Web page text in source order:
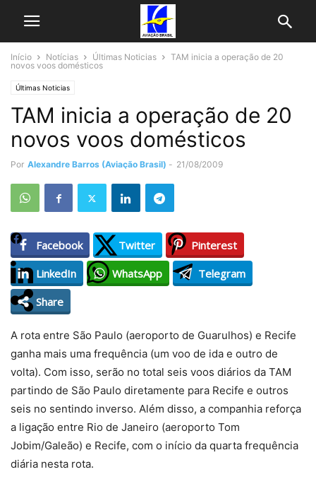
Início Notícias Últimas Noticias
TAM inicia a operação de 20
novos voos domésticos
Últimas Noticias
TAM inicia a operação de 20
novos voos domésticos
Por Alexandre Barros (Aviação Brasil) - 21/08/2009
Facebook Twitter
Pinterest
LinkedIn
WhatsApp
Telegram
Share
A rota entre São Paulo (aeroporto de Guarulhos) e Recife
ganha mais uma frequência (um voo de ida e outro de
volta). Com isso, serão no total seis voos diários da TAM
partindo de São Paulo diretamente para Recife e outros
seis no sentindo inverso. Além disso, a companhia reforça
a ligação entre Rio de Janeiro (aeroporto Tom
Jobim/Galeão) e Recife, com o início da quarta frequência
diária nesta rota.